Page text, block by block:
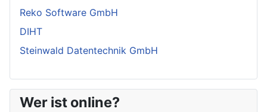
Reko Software GmbH
DIHT
Steinwald Datentechnik GmbH
Wer ist online?